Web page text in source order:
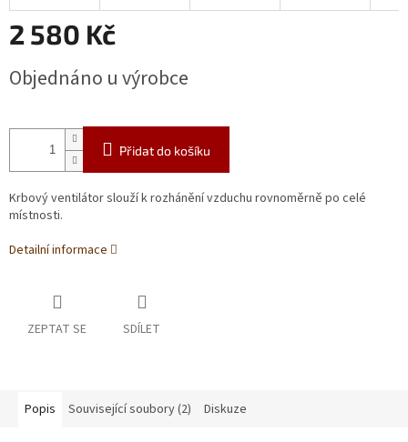
2 580 Kč
cena:
Objednáno u výrobce
Přidat do košíku
Krbový ventilátor slouží k rozhánění vzduchu rovnoměrně po celé
místnosti.
Detailní informace
ZEPTAT SE SDÍLET
Popis Související soubory (2) Diskuze